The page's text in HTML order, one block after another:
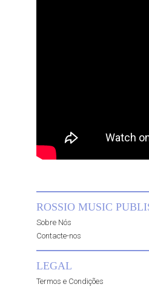
ROSSIO MUSIC
Sobre Nós
Contacte-nos
LEGAL
Termos e Condições